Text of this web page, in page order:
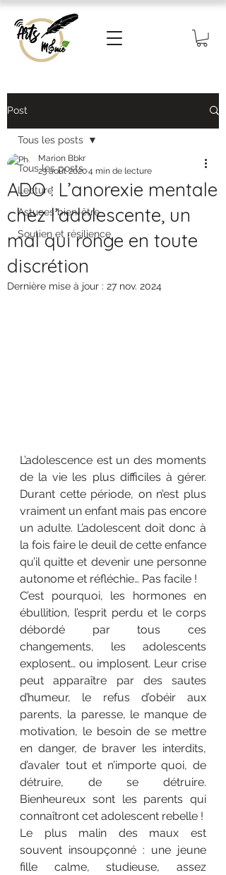
Post
Tous les posts
Lecture
Astuces bien-être
Soutien et résilience
Tous les posts
ADO : L’anorexie mentale
chez l’adolescente, un
mal qui ronge en toute
discrétion
Marion Bbkr
23 août 20204 min de lecture
Dernière mise à jour : 27 nov. 2024
L’adolescence est un des moments
de la vie les plus difficiles à gérer.
Durant cette période, on n’est plus
vraiment un enfant mais pas encore
un adulte. L’adolescent doit donc à
la fois faire le deuil de cette enfance
qu’il quitte et devenir une personne
autonome et réfléchie… Pas facile !
C’est pourquoi, les hormones en
ébullition, l’esprit perdu et le corps
débordé par tous ces
changements, les adolescents
explosent… ou implosent. Leur crise
peut apparaître par des sautes
d’humeur, le refus d’obéir aux
parents, la paresse, le manque de
motivation, le besoin de se mettre
en danger, de braver les interdits,
d’avaler tout et n’importe quoi, de
détruire, de se détruire.
Bienheureux sont les parents qui
connaîtront cet adolescent rebelle !
Le plus malin des maux est
souvent insoupçonné : une jeune
fille calme, studieuse, assez